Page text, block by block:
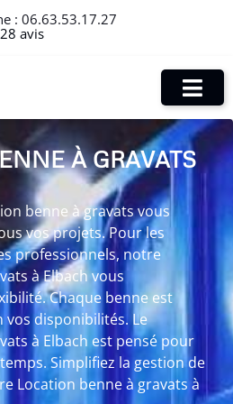
: 06.63.53.17.27
avis
À GRAVATS
benne à gravats vous
vos projets. Pour les
professionnels, notre
à Elbach vous
Chaque benne est
disponibilités. Le
à Elbach est pensé pour
Simplifiez la gestion de
Location benne à gravats à